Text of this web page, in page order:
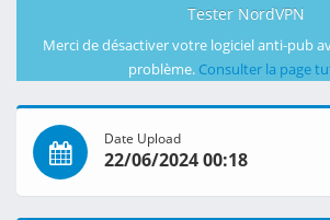
Tester NordVPN
Merci de désactiver votre logiciel anti-pub
problème. Consulter la page
Date Upload
22/06/2024 00:18